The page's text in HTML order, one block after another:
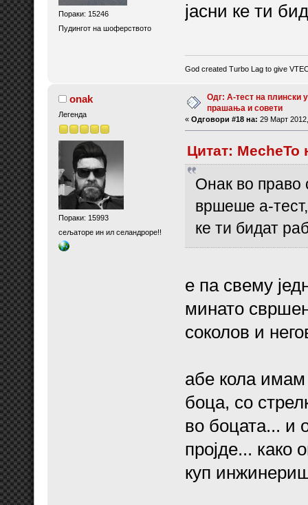
Пораки: 15246
Пудингот на шоферството
јасни ке ти
God created Turbo Lag to give
onak
Легенда
Пораки: 15993
сељаторе ин ил селандроре!!
Одг: А-тест на плински
прашања и совети
« Одговори #18 на: 29 Март
Цитат: MecheTo
Онак во
вршеше а-
ке ти бидат
е па свему
минато
соколов и
абе кола
боца, со
во боцата... и
пројде... како
куп